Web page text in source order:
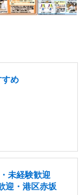
すめ
未経験歓迎
迎・港区赤坂